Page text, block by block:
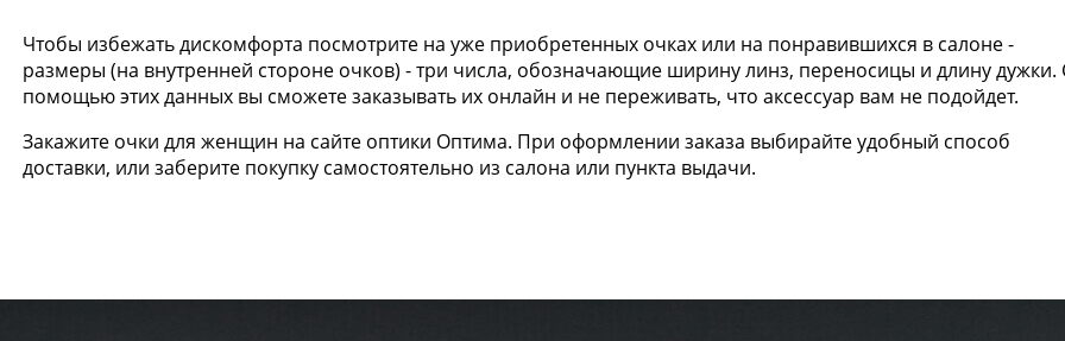
Чтобы избежать дискомфорта посмотрите на уже приобретенных очках или на понравившихся в салоне -
размеры (на внутренней стороне очков) - три числа, обозначающие ширину линз, переносицы и длину дужки.
помощью этих данных вы сможете заказывать их онлайн и не переживать, что аксессуар вам не подойдет.
Закажите очки для женщин на сайте оптики Оптима. При оформлении заказа выбирайте удобный способ
доставки, или заберите покупку самостоятельно из салона или пункта выдачи.